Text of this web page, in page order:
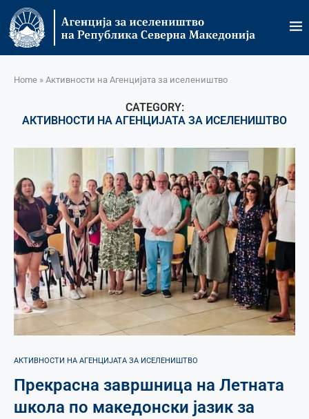
Home » Активности на Агенцијата за иселеништво
CATEGORY:
АКТИВНОСТИ НА АГЕНЦИЈАТА ЗА ИСЕЛЕНИШТВО
АКТИВНОСТИ НА АГЕНЦИЈАТА ЗА ИСЕЛЕНИШТВО
Прекрасна завршница на Летната
школа по македонски јазик за